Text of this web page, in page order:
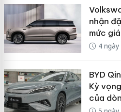
nhận
mức
4
BYD
Kỳ
của